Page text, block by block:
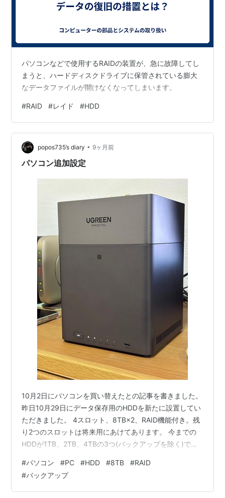
パソコンなどで使用するRAIDの装置が、急に故障してし
まうと、ハードディスクドライブに保管されている膨大
なデータファイルが開けなくなってしまいます。
#RAID #レイド #HDD
popos735’s diary • 9ヶ月前
パソコン追加設定
10月2日にパソコンを買い替えたとの記事を書きました。
昨日10月29日にデータ保存用のHDDを新たに設置してい
ただきました。 4スロット、8TB×2、RAID機能付き。残
り2つのスロットは将来用にあけてあります。 今までの
HDDが1TB、2TB、4TBの3つ(バックアップを除く)でし
ですが、すべて移行すれば箱が1つになりますので、パソ
コン周りがすっきりします。
#パソコン #PC #HDD #8TB #RAID
#バックアップ